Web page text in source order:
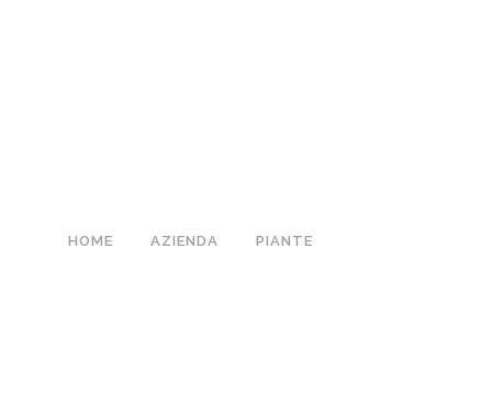
HOME AZIENDA PIANTE